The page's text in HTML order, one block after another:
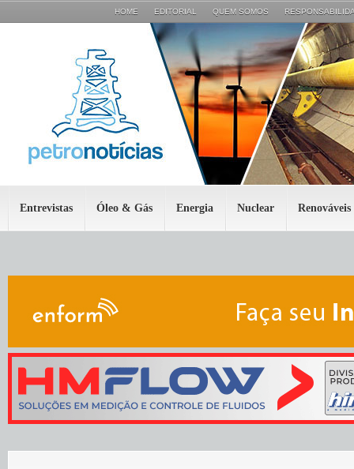
HOME EDITORIAL QUEM SOMOS
Entrevistas Óleo & Gás Energia Nuclear Renováveis